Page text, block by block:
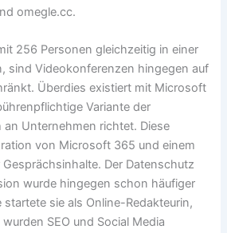
omegle.cc.
256 Personen gleichzeitig in einer
sind Videokonferenzen hingegen auf
Überdies existiert mit Microsoft
Variante der
Unternehmen richtet. Diese
von Microsoft 365 und einem
Der Datenschutz
wurde hingegen schon häufiger
startete sie als Online-Redakteurin,
SEO und Social Media